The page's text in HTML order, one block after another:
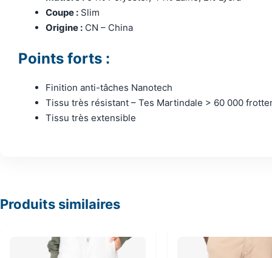
Coupe : Slim
Origine : CN – China
Points forts :
Finition anti-tâches Nanotech
Tissu très résistant – Tes Martindale > 60 000
Tissu très extensible
Produits similaires